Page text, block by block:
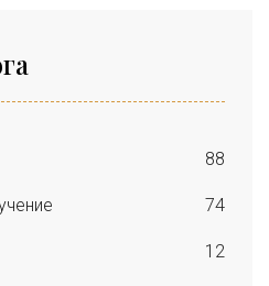
88
74
12